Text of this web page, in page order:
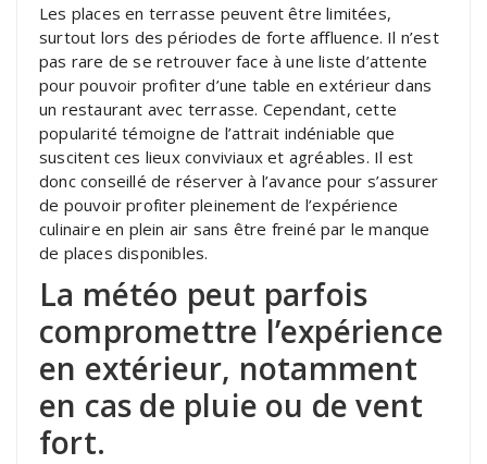
Les places en terrasse peuvent être limitées,
surtout lors des périodes de forte affluence. Il n’est
pas rare de se retrouver face à une liste d’attente
pour pouvoir profiter d’une table en extérieur dans
un restaurant avec terrasse. Cependant, cette
popularité témoigne de l’attrait indéniable que
suscitent ces lieux conviviaux et agréables. Il est
donc conseillé de réserver à l’avance pour s’assurer
de pouvoir profiter pleinement de l’expérience
culinaire en plein air sans être freiné par le manque
de places disponibles.
La météo peut parfois
compromettre l’expérience
en extérieur, notamment
en cas de pluie ou de vent
fort.